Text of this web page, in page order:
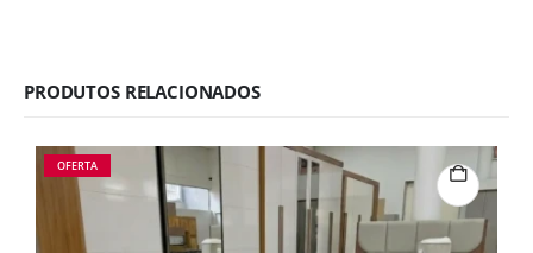
PRODUTOS RELACIONADOS
OFERTA